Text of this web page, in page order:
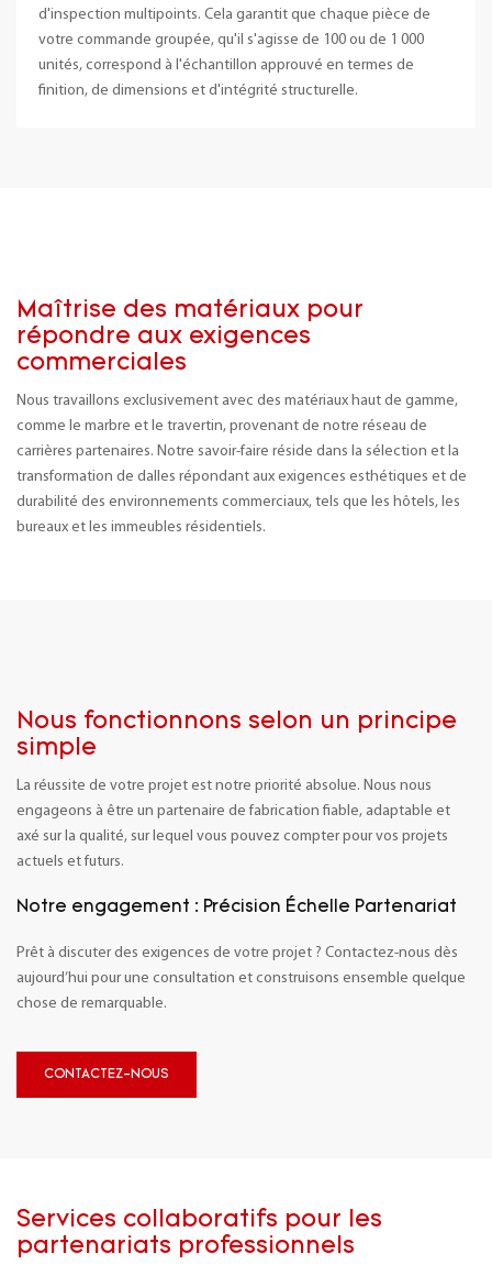
d'inspection multipoints. Cela garantit que chaque pièce de
votre commande groupée, qu'il s'agisse de 100 ou de 1 000
unités, correspond à l'échantillon approuvé en termes de
finition, de dimensions et d'intégrité structurelle.
Maîtrise des matériaux pour
répondre aux exigences
commerciales
Nous travaillons exclusivement avec des matériaux haut de gamme,
comme le marbre et le travertin, provenant de notre réseau de
carrières partenaires. Notre savoir-faire réside dans la sélection et la
transformation de dalles répondant aux exigences esthétiques et de
durabilité des environnements commerciaux, tels que les hôtels, les
bureaux et les immeubles résidentiels.
Nous fonctionnons selon un principe
simple
La réussite de votre projet est notre priorité absolue. Nous nous
engageons à être un partenaire de fabrication fiable, adaptable et
axé sur la qualité, sur lequel vous pouvez compter pour vos projets
actuels et futurs.
Notre engagement : Précision Échelle Partenariat
Prêt à discuter des exigences de votre projet ? Contactez-nous dès
aujourd’hui pour une consultation et construisons ensemble quelque
chose de remarquable.
CONTACTEZ-NOUS
Services collaboratifs pour les
partenariats professionnels